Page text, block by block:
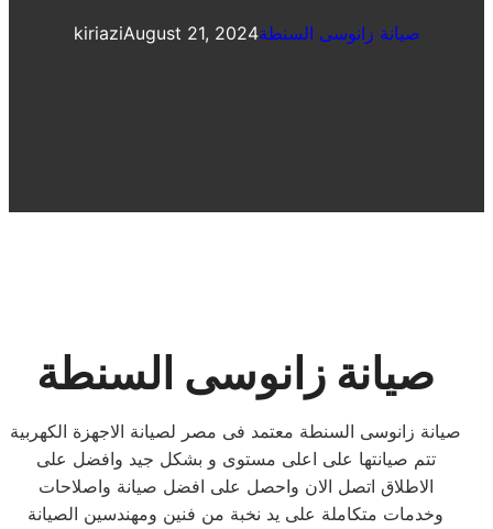
kiriaziAugust 21, 2024صيانة زانوسى السنطة
صيانة زانوسى السنطة
صيانة زانوسى السنطة معتمد فى مصر لصيانة الاجهزة الكهربية
تتم صيانتها على اعلى مستوى و بشكل جيد وافضل على
الاطلاق اتصل الان واحصل على افضل صيانة واصلاحات
وخدمات متكاملة على يد نخبة من فنين ومهندسين الصيانة